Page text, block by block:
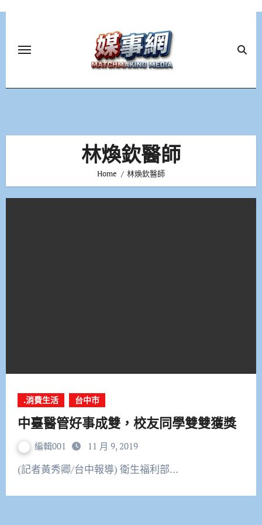
林煥欽醫師
Home 林煥欽醫師
.消費生活 台中市
中臺醫管好事成雙，校友同學雙雙獲獎
編輯001 11 月 9, 2019
(記者黃秀卿/台中報導) 衛生福利部…